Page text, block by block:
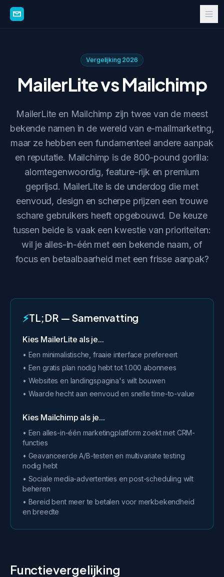
Vergelijking 2026
MailerLite vs Mailchimp
MailerLite en Mailchimp zijn twee van de meest
bekende namen in de wereld van e-mailmarketing,
maar ze hebben een fundamenteel andere aanpak
en reputatie. Mailchimp is de 800-pound gorilla:
alomtegenwoordig, feature-rijk en premium
geprijsd. MailerLite is de underdog die met
eenvoud, design en scherpe prijzen een trouwe
schare gebruikers heeft opgebouwd. De keuze
tussen beide is vaak een kwestie van prioriteiten:
wil je alles-in-één met een bekende naam, of
focus en betaalbaarheid met een frisse aanpak?
⚡TL;DR — Samenvatting
Kies MailerLite als je...
• Een minimalistische, fraaie interface prefereert
• Een gratis plan nodig hebt tot 1.000 abonnees
• Websites en landingspagina's wilt bouwen
• Waarde hecht aan eenvoud en snelle time-to-value
Kies Mailchimp als je...
• Een alles-in-één marketingplatform zoekt met CRM-
functies
• Geavanceerde A/B-testen en multivariate testing
nodig hebt
• Sociale media-advertenties en post-scheduling wilt
beheren
• Bereid bent meer te betalen voor merkbekendheid
en breedte
Functievergelijking